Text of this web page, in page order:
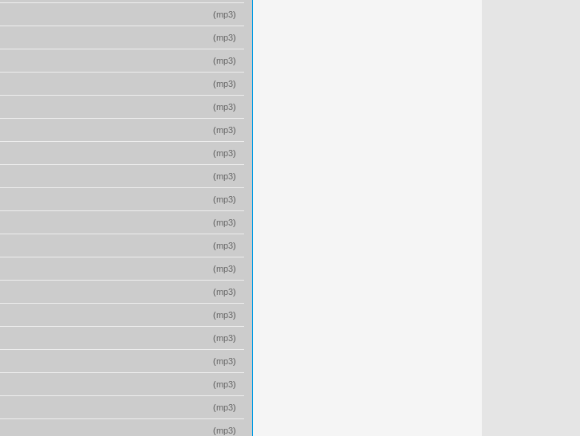
(mp3)
(mp3)
(mp3)
(mp3)
(mp3)
(mp3)
(mp3)
(mp3)
(mp3)
(mp3)
(mp3)
(mp3)
(mp3)
(mp3)
(mp3)
(mp3)
(mp3)
(mp3)
(mp3)